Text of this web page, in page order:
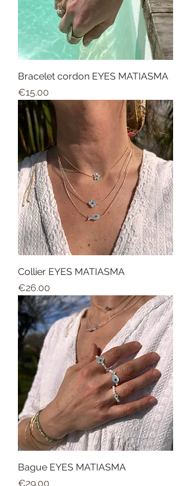
Bracelet cordon EYES MATIASMA
Price
€15.00
Collier EYES MATIASMA
Price
€26.00
Bague EYES MATIASMA
Price
€29.00